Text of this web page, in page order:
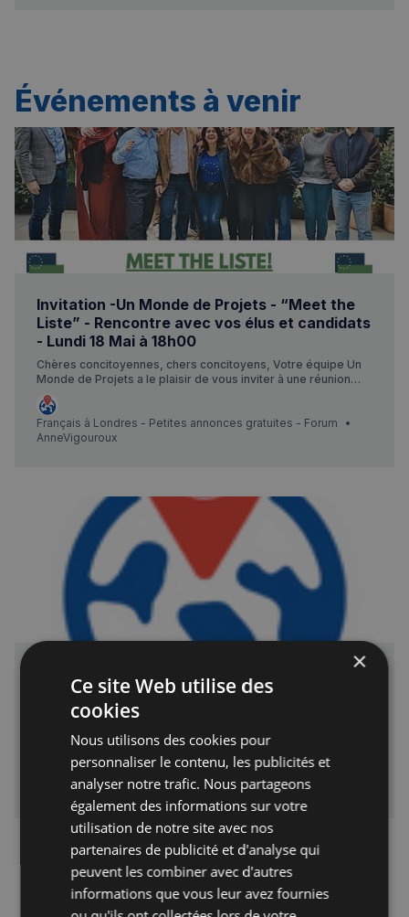
Événements à venir
Invitation -Un Monde de Projets - “Meet the
Liste” - Rencontre avec vos élus et candidats
- Lundi 18 Mai à 18h00
Chères concitoyennes, chers concitoyens, Votre équipe Un
Monde de Projets a le plaisir de vous inviter à une réunion
conviviale 📅 Lundi 18 Mai 2026 · à partir de 18h00 📍 Chucs
Café · 97 Old Brompton Rd, South Kensington, London SW7
3LD 🚗 Metro South Kensington 🫶 Discussion et verre de
l’amitié Inscription Gratuite Rencontrez vos élus et candidats :
Français à Londres - Petites annonces gratuites - Forum
AnneVigouroux
Frenchfounders Londres : Aerospace /
Innovation
Le club Frenchfounders organise une rencontre stratégique
mutation entre exploration spatiale, défense et mobilité
urbaine. Face aux nouveaux acteurs privés et aux enjeux de
durabilité, quels sont les leviers de croissance pour 2026 ?
Une expertise de haut niveau Pour décrypter ces enjeux,
Frenchfounders réunit un panel de leaders industriels,
d’investisseurs et de fondateurs au cœur de l’écosystème
Aerospace. Ensemble, ils aborderont les…
Français à Londres - Petites annonces gratuites - Forum
Lucie_Hurel
×
Ce site Web utilise des
cookies
Nous utilisons des cookies pour
personnaliser le contenu, les publicités et
analyser notre trafic. Nous partageons
également des informations sur votre
utilisation de notre site avec nos
partenaires de publicité et d'analyse qui
peuvent les combiner avec d'autres
informations que vous leur avez fournies